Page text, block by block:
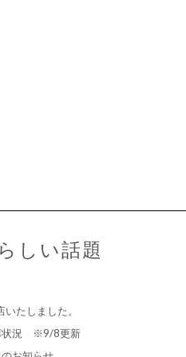
しい話題
いたしました。
状況 ※9/8更新